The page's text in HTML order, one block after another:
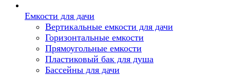
Емкости для дачи
Вертикальные емкости для дачи
Горизонтальные емкости
Прямоугольные емкости
Пластиковый бак для душа
Бассейны для дачи